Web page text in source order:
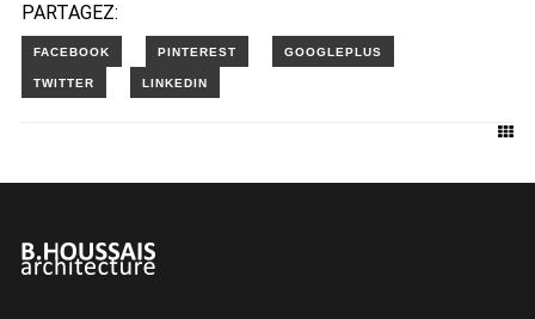
PARTAGEZ: